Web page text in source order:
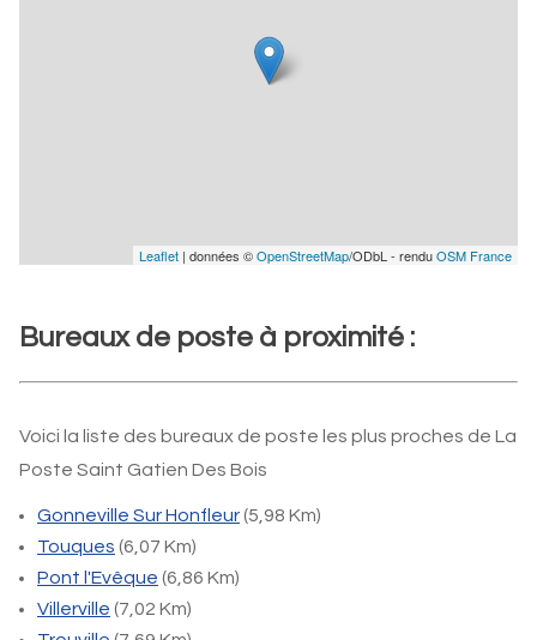
Leaflet | données ©OpenStreetMap/ODbL - renduOSM France
Bureaux de poste à proximité :
Voici la liste des bureaux de poste les plus proches de La
Poste Saint Gatien Des Bois
Gonneville Sur Honfleur(5,98 Km)
Touques (6,07 Km)
Pont l'Evêque (6,86 Km)
Villerville (7,02 Km)